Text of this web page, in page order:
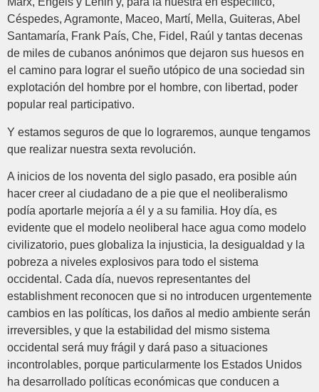
Céspedes, Agramonte, Maceo, Martí, Mella, Guiteras, Abel
Santamaría, Frank País, Che, Fidel, Raúl y tantas decenas
de miles de cubanos anónimos que dejaron sus huesos en
el camino para lograr el sueño utópico de una sociedad sin
explotación del hombre por el hombre, con libertad, poder
popular real participativo.
Y estamos seguros de que lo lograremos, aunque tengamos
que realizar nuestra sexta revolución.
A inicios de los noventa del siglo pasado, era posible aún
hacer creer al ciudadano de a pie que el neoliberalismo
podía aportarle mejoría a él y a su familia. Hoy día, es
evidente que el modelo neoliberal hace agua como modelo
civilizatorio, pues globaliza la injusticia, la desigualdad y la
pobreza a niveles explosivos para todo el sistema
occidental. Cada día, nuevos representantes del
establishment reconocen que si no introducen urgentemente
cambios en las políticas, los daños al medio ambiente serán
irreversibles, y que la estabilidad del mismo sistema
occidental será muy frágil y dará paso a situaciones
incontrolables, porque particularmente los Estados Unidos
ha desarrollado políticas económicas que conducen a